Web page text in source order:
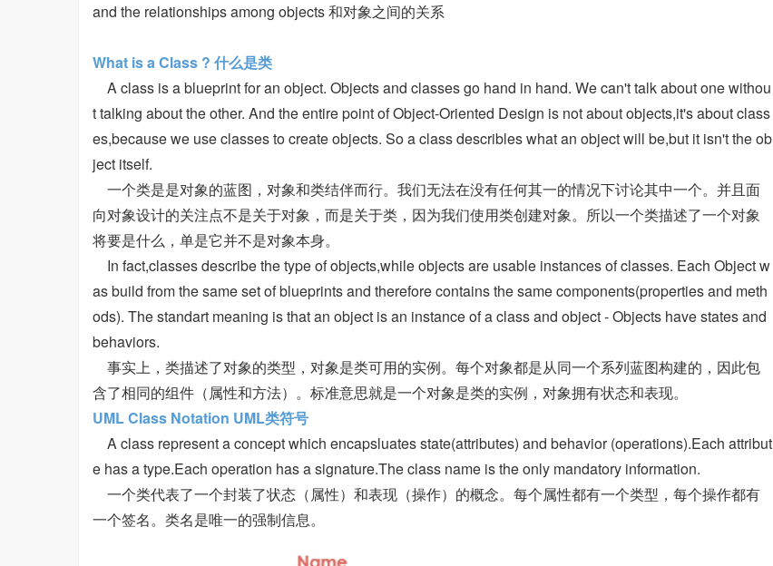
and the relationships among objects 和对象之间的关系
What is a Class ? 什么是类
A class is a blueprint for an object. Objects and classes go hand in hand. We can't talk about one withou
t talking about the other. And the entire point of Object-Oriented Design is not about objects,it's about class
es,because we use classes to create objects. So a class describles what an object will be,but it isn't the ob
ject itself.
一个类是是对象的蓝图，对象和类结伴而行。我们无法在没有任何其一的情况下讨论其中一个。并且面
向对象设计的关注点不是关于对象，而是关于类，因为我们使用类创建对象。所以一个类描述了一个对象
将要是什么，单是它并不是对象本身。
In fact,classes describe the type of objects,while objects are usable instances of classes. Each Object w
as build from the same set of blueprints and therefore contains the same components(properties and meth
ods). The standart meaning is that an object is an instance of a class and object - Objects have states and
behaviors.
事实上，类描述了对象的类型，对象是类可用的实例。每个对象都是从同一个系列蓝图构建的，因此包
含了相同的组件（属性和方法）。标准意思就是一个对象是类的实例，对象拥有状态和表现。
UML Class Notation UML类符号
A class represent a concept which encapsluates state(attributes) and behavior (operations).Each attribut
e has a type.Each operation has a signature.The class name is the only mandatory information.
一个类代表了一个封装了状态（属性）和表现（操作）的概念。每个属性都有一个类型，每个操作都有
一个签名。类名是唯一的强制信息。